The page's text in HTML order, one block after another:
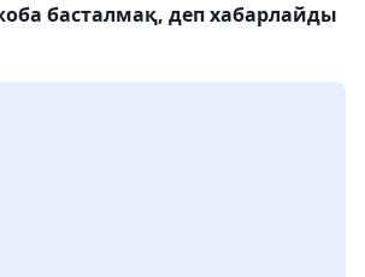
басталмақ, деп хабарлайды